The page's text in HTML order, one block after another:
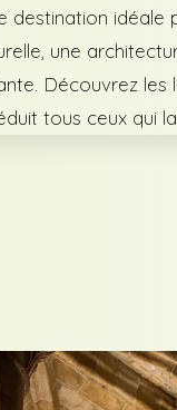
destination
une
Découvrez les
tous ceux qui